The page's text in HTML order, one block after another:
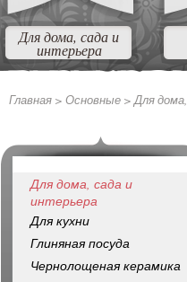
Для дома, сада и
интерьера
Главная > Основные >Для
Для дома, сада и
интерьера
Для кухни
Глиняная посуда
Чернолощеная керамика